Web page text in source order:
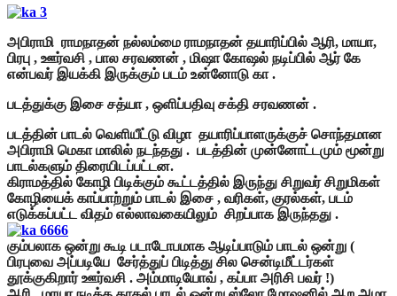
அபிராமி ராமநாதன் நல்லம்மை ராமநாதன் தயாரிப்பில் ஆரி, மாயா,
பிரபு , ஊர்வசி , பால சரவணன் , மிஷா கோஷல் நடிப்பில் ஆர் கே
என்பவர் இயக்கி இருக்கும் படம் உன்னோடு கா .
படத்துக்கு இசை சத்யா , ஒளிப்பதிவு சக்தி சரவணன் .
படத்தின் பாடல் வெளியீட்டு விழா தயாரிப்பாளருக்குச் சொந்தமான
அபிராமி மெகா மாலில் நடந்தது . படத்தின் முன்னோட்டமும் மூன்று
பாடல்களும் திரையிடப்பட்டன.
கிராமத்தில் கோழி பிடிக்கும் கூட்டத்தில் இருந்து சிறுவர் சிறுமிகள்
கோழியைக் காப்பாற்றும் பாடல் இசை , வரிகள், குரல்கள், படம்
எடுக்கப்பட்ட விதம் எல்லாவகையிலும் சிறப்பாக இருந்தது .
கும்பலாக ஒன்று கூடி படாடோபமாக ஆடிப்பாடும் பாடல் ஒன்று (
பிரபுவை அப்படியே சேர்த்துப் பிடித்து சில சென்டிமீட்டர்கள்
தூக்குகிறார் ஊர்வசி . அம்மாடியோவ் , கப்பா அரிசி பவர் !)